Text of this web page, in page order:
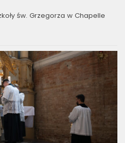
św. Grzegorza w Chapelle